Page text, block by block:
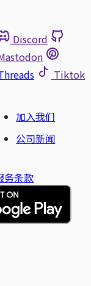
Discord
Tiktok
加入我们
公司新闻
务条款